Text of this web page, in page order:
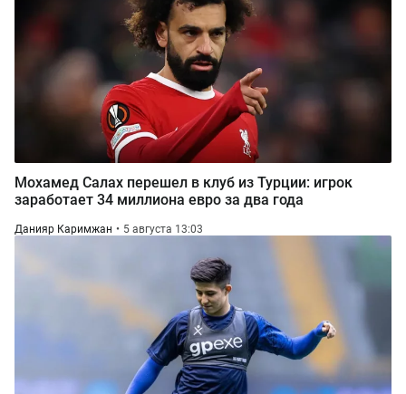
Мохамед Салах перешел в клуб из Турции: игрок
заработает 34 миллиона евро за два года
Данияр Каримжан 5 августа 13:03